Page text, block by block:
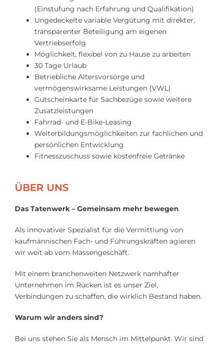
(Einstufung nach Erfahrung und Qualifikation)
Ungedeckelte variable Vergütung mit direkter,
transparenter Beteiligung am eigenen
Vertriebserfolg
Möglichkeit, flexibel von zu Hause zu arbeiten
30 Tage Urlaub
Betriebliche Altersvorsorge und
vermögenswirksame Leistungen (VWL)
Gutscheinkarte für Sachbezüge sowie weitere
Zusatzleistungen
Fahrrad- und E-Bike-Leasing
Weiterbildungsmöglichkeiten zur fachlichen und
persönlichen Entwicklung
Fitnesszuschuss sowie kostenfreie Getränke
ÜBER UNS
Das Tatenwerk – Gemeinsam mehr bewegen
Als innovativer Spezialist für die Vermittlung von
kaufmännischen Fach- und Führungskräften agieren
wir weit ab vom Massengeschäft.
Mit einem branchenweiten Netzwerk namhafter
Unternehmen im Rücken ist es unser Ziel,
Verbindungen zu schaffen, die wirklich Bestand haben.
Warum wir anders sind?
Bei uns stehen Sie als Mensch im Mittelpunkt. Wir sind